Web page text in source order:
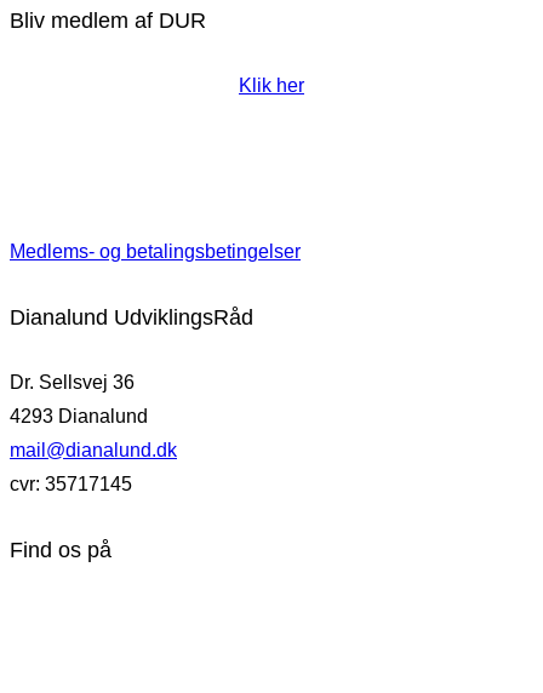
Bliv medlem af DUR
Klik her
Medlems- og betalingsbetingelser
Dianalund UdviklingsRåd
Dr. Sellsvej 36
4293 Dianalund
mail@dianalund.dk
cvr: 35717145
Find os på